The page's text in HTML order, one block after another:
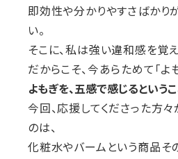
即効性や分かりやすさばかり
い。
そこに、私は強い違和感を覚え
だからこそ、今あらためて「よ
よもぎを、五感で感じるという
今回、応援してくださった方
のは、
化粧水やバームという商品そ